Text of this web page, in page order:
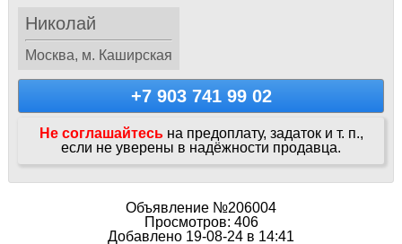
Николай
Москва, м. Каширская
+7 903 741 99 02
Не соглашайтесь на предоплату, задаток и т. п.,
если не уверены в надёжности продавца.
Объявление №206004
Просмотров: 406
Добавлено 19-08-24 в 14:41